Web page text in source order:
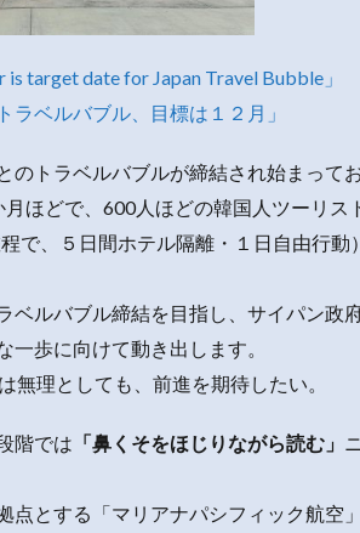
is target date for Japan Travel Bubble」
ラベルバブル、目標は１２月」
のトラベルバブルが締結され始まってお
月ほどで、600人ほどの韓国人ツーリス
で、５日間ホテル隔離・１日自由行動）
ベルバブル締結を目指し、サイパン政
一歩に向けて動き出します。
無理としても、前進を期待したい。
階では 「鼻くそをほじりながら読む」
点とする「マリアナパシフィック航空」